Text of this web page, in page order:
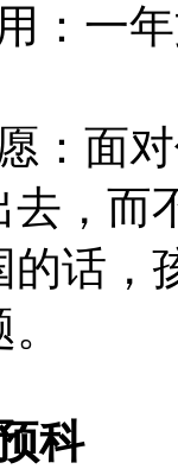
一年
面对
，而
的话，
科